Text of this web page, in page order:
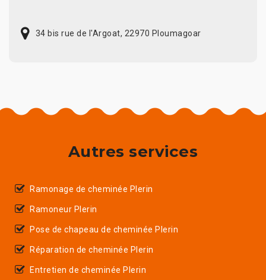
34 bis rue de l'Argoat, 22970 Ploumagoar
Autres services
Ramonage de cheminée Plerin
Ramoneur Plerin
Pose de chapeau de cheminée Plerin
Réparation de cheminée Plerin
Entretien de cheminée Plerin